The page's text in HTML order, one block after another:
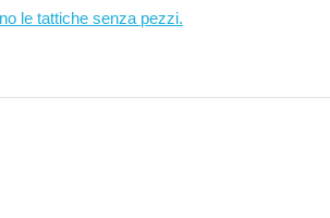
le tattiche senza pezzi.